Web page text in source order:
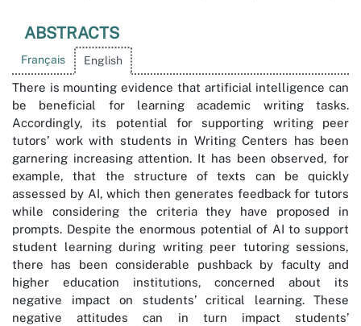
ABSTRACTS
Français English
There is mounting evidence that artificial intelligence can
be beneficial for learning academic writing tasks.
Accordingly, its potential for supporting writing peer
tutors’ work with students in Writing Centers has been
garnering increasing attention. It has been observed, for
example, that the structure of texts can be quickly
assessed by AI, which then generates feedback for tutors
while considering the criteria they have proposed in
prompts. Despite the enormous potential of AI to support
student learning during writing peer tutoring sessions,
there has been considerable pushback by faculty and
higher education institutions, concerned about its
negative impact on students’ critical learning. These
negative attitudes can in turn impact students’